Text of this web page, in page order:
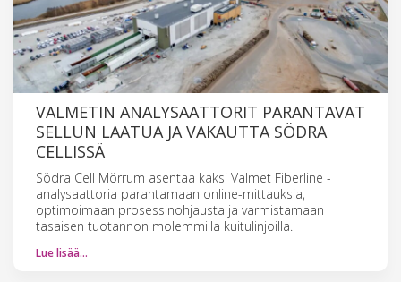
VALMETIN ANALYSAATTORIT PARANTAVAT
SELLUN LAATUA JA VAKAUTTA SÖDRA
CELLISSÄ
Södra Cell Mörrum asentaa kaksi Valmet Fiberline -
analysaattoria parantamaan online-mittauksia,
optimoimaan prosessinohjausta ja varmistamaan
tasaisen tuotannon molemmilla kuitulinjoilla.
Lue lisää…